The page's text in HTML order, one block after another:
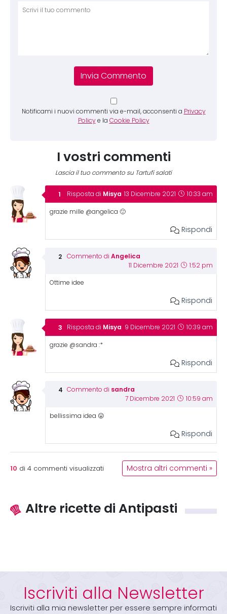
Notificami i nuovi commenti via e-mail, acconsenti a Privacy
Policy e la Cookie Policy
I vostri commenti
Lascia il tuo commento su Tartufi salati
Risposta di Misya 13 Dicembre 2021 10:33 am
grazie mille @angelica 🙂
Rispondi
Commento di Angelica
11 Dicembre 2021 1:52 pm
Ottime idee
Rispondi
Risposta di Misya 9 Dicembre 2021 10:39 am
grazie @sandra :*
Rispondi
Commento di sandra
7 Dicembre 2021 10:59 am
bellissima idea 😛
Rispondi
10 di 4 commenti visualizzati Mostra altri commenti »
Altre ricette di Antipasti
Iscriviti alla Newsletter
Iscriviti alla mia newsletter per essere sempre informati